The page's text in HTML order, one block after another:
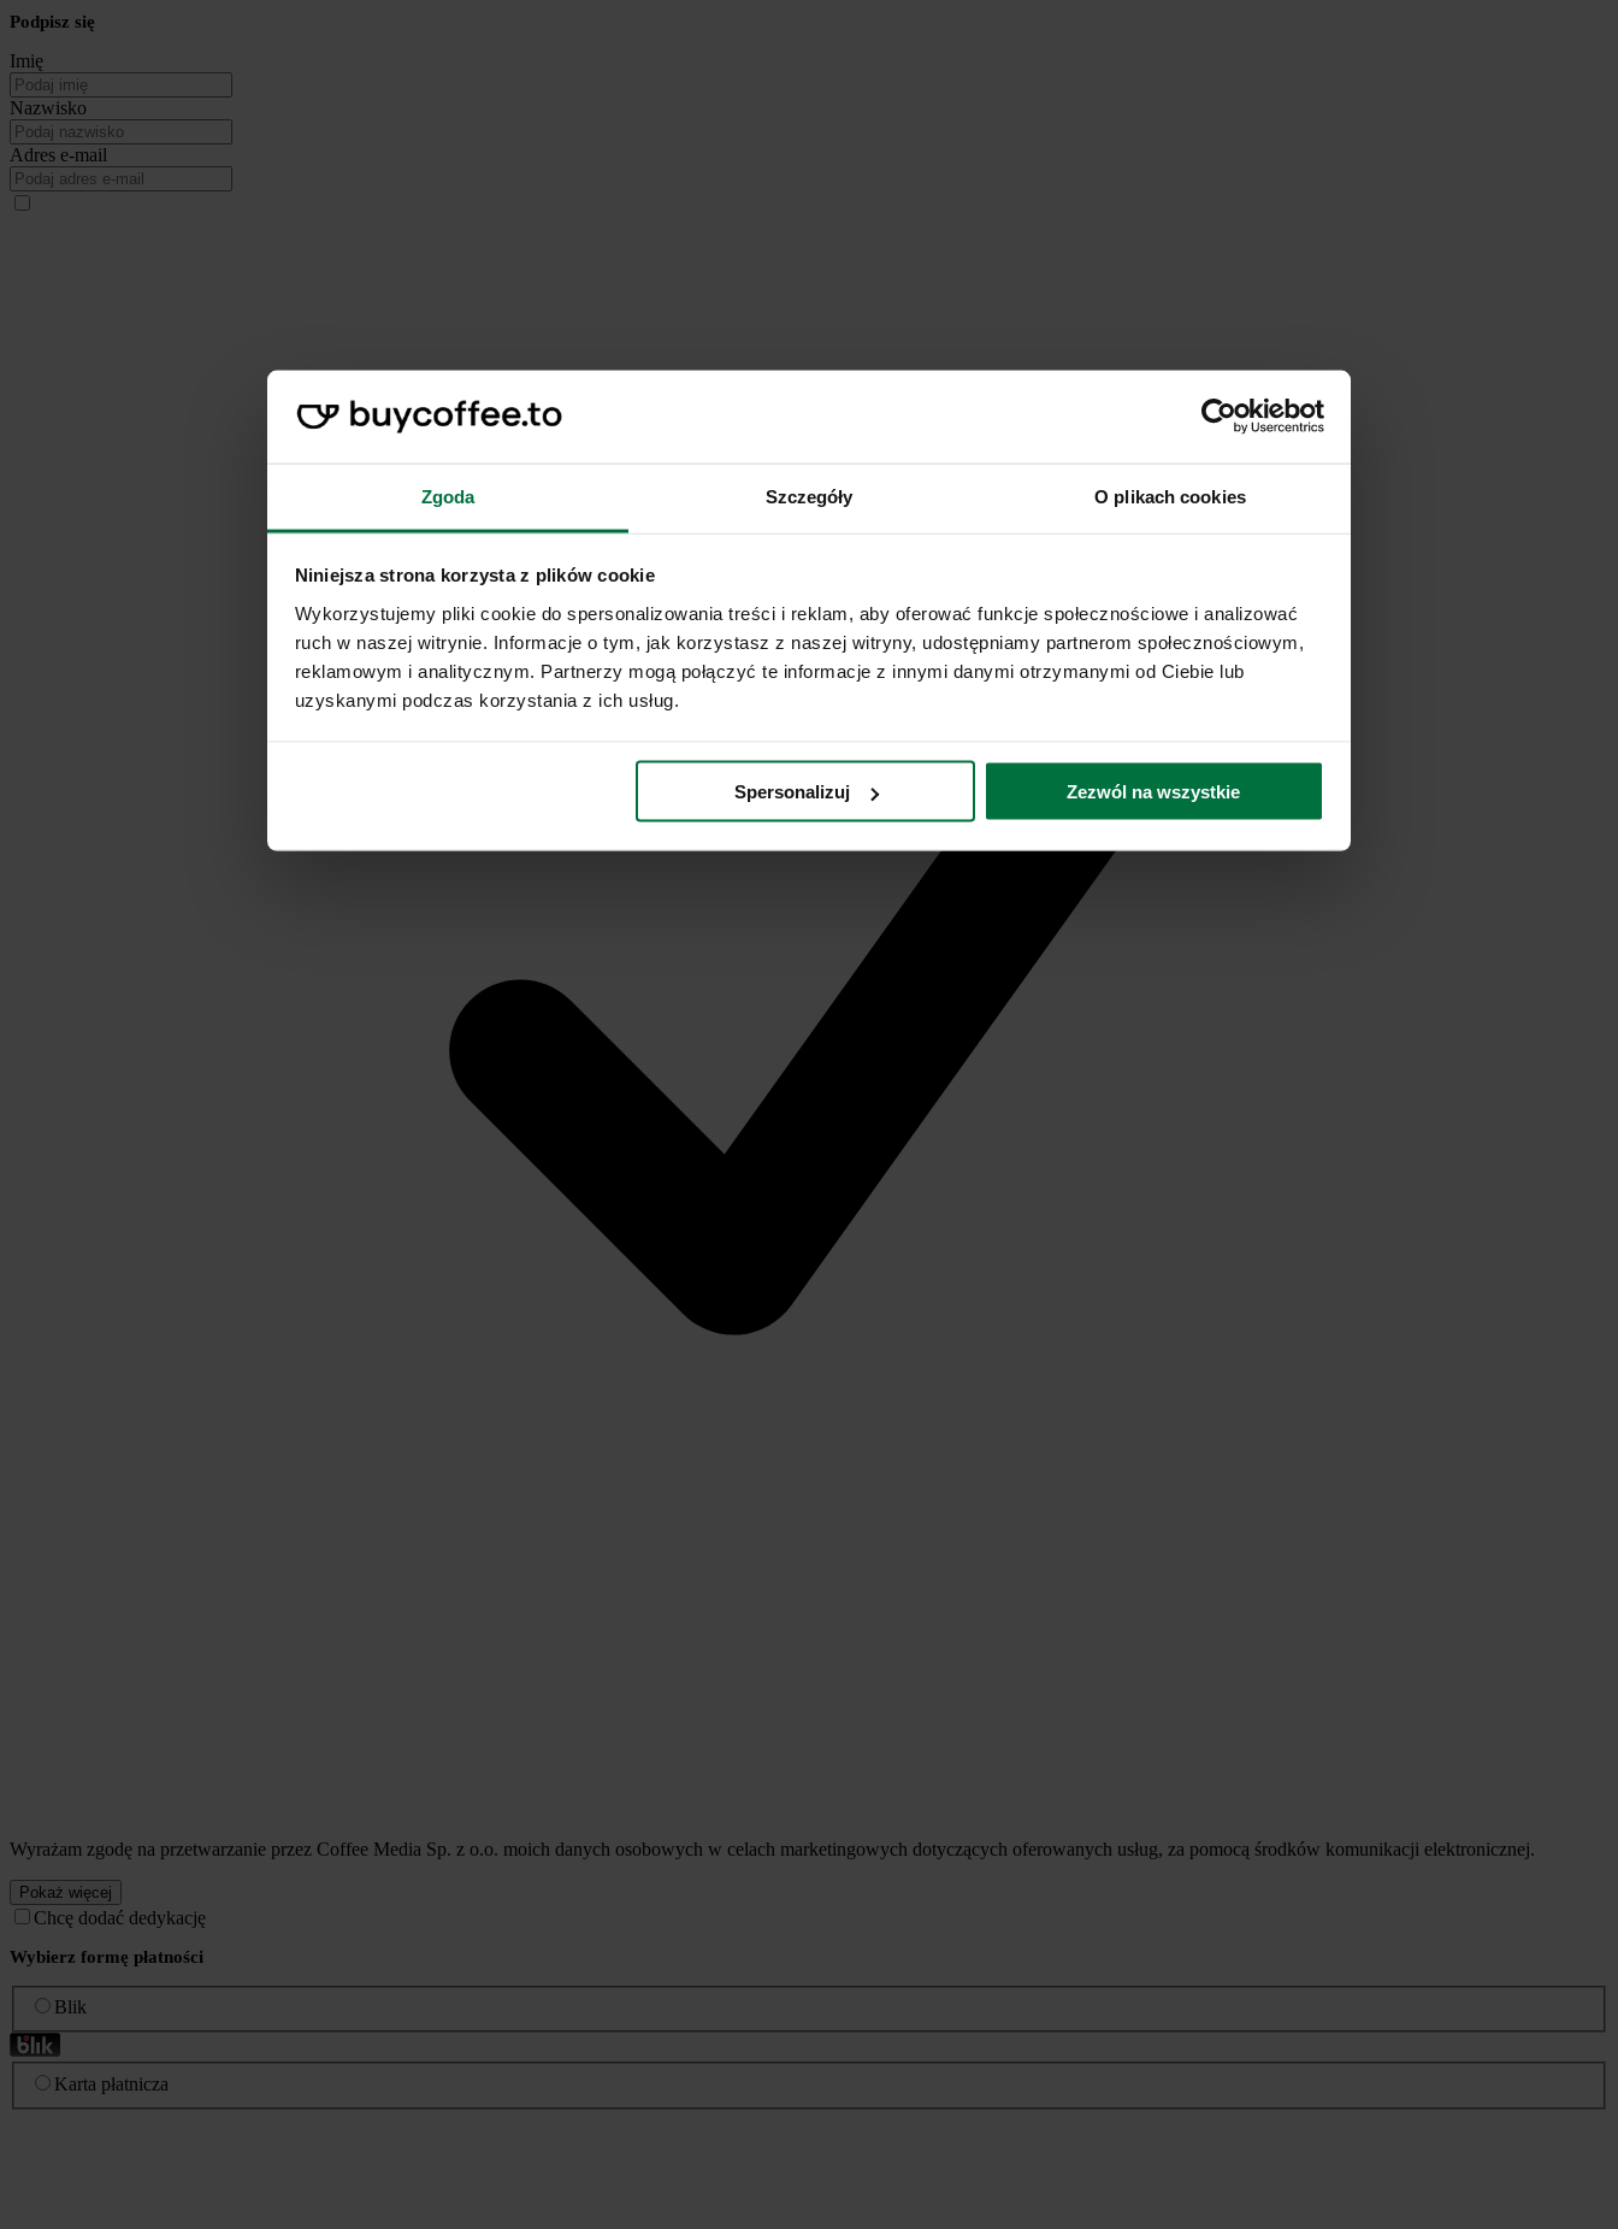
Zgoda Szczegóły O plikach cookies
Niniejsza strona korzysta z plików cookie
Wykorzystujemy pliki cookie do spersonalizowania treści i reklam, aby oferować funkcje społecznościowe i analizować
ruch w naszej witrynie. Informacje o tym, jak korzystasz z naszej witryny, udostępniamy partnerom społecznościowym,
reklamowym i analitycznym. Partnerzy mogą połączyć te informacje z innymi danymi otrzymanymi od Ciebie lub
uzyskanymi podczas korzystania z ich usług.
Spersonalizuj Zezwól na wszystkie
Podpisz się
Imię
Nazwisko
Adres e-mail
Wyrażam zgodę na przetwarzanie przez Coffee Media Sp. z o.o. moich danych osobowych w celach marketingowych dotyczących oferowanych usług, za pomocą środków komunikacji elektronicznej.
Pokaż więcej
Chcę dodać dedykację
Wybierz formę płatności
Blik
Karta płatnicza